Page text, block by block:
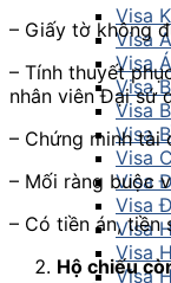
Visa
Visa
Visa
Visa
Visa
Visa
Visa
Visa
Visa
Visa
Visa
Visa
– Giấy tờ không
– Tính thuyết
nhân viên Đại sứ
– Chứng minh tài
– Mối ràng buộc
– Có tiền án, tiền
Hộ chiếu